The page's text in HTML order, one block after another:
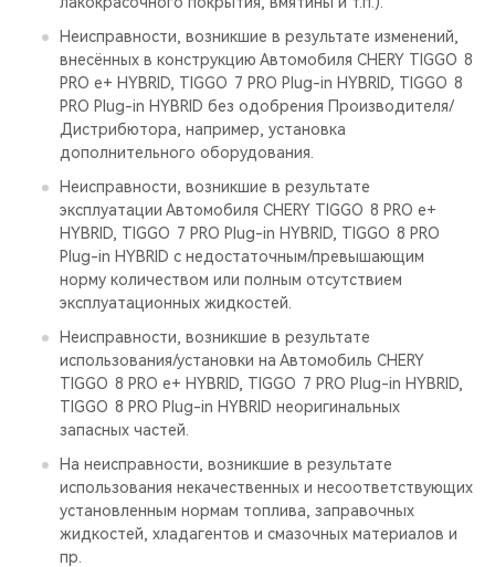
Неисправности, возникшие в результате изменений,
внесённых в конструкцию Автомобиля CHERY TIGGO 8
PRO е+ HYBRID, TIGGO 7 PRO Plug-in HYBRID, TIGGO 8
PRO Plug-in HYBRID без одобрения Производителя/
Дистрибютора, например, установка
дополнительного оборудования.
Неисправности, возникшие в результате
эксплуатации Автомобиля CHERY TIGGO 8 PRO е+
HYBRID, TIGGO 7 PRO Plug-in HYBRID, TIGGO 8 PRO
Plug-in HYBRID с недостаточным/превышающим
норму количеством или полным отсутствием
эксплуатационных жидкостей.
Неисправности, возникшие в результате
использования/установки на Автомобиль CHERY
TIGGO 8 PRO е+ HYBRID, TIGGO 7 PRO Plug-in HYBRID,
TIGGO 8 PRO Plug-in HYBRID неоригинальных
запасных частей.
На неисправности, возникшие в результате
использования некачественных и несоответствующих
установленным нормам топлива, заправочных
жидкостей, хладагентов и смазочных материалов и
пр.